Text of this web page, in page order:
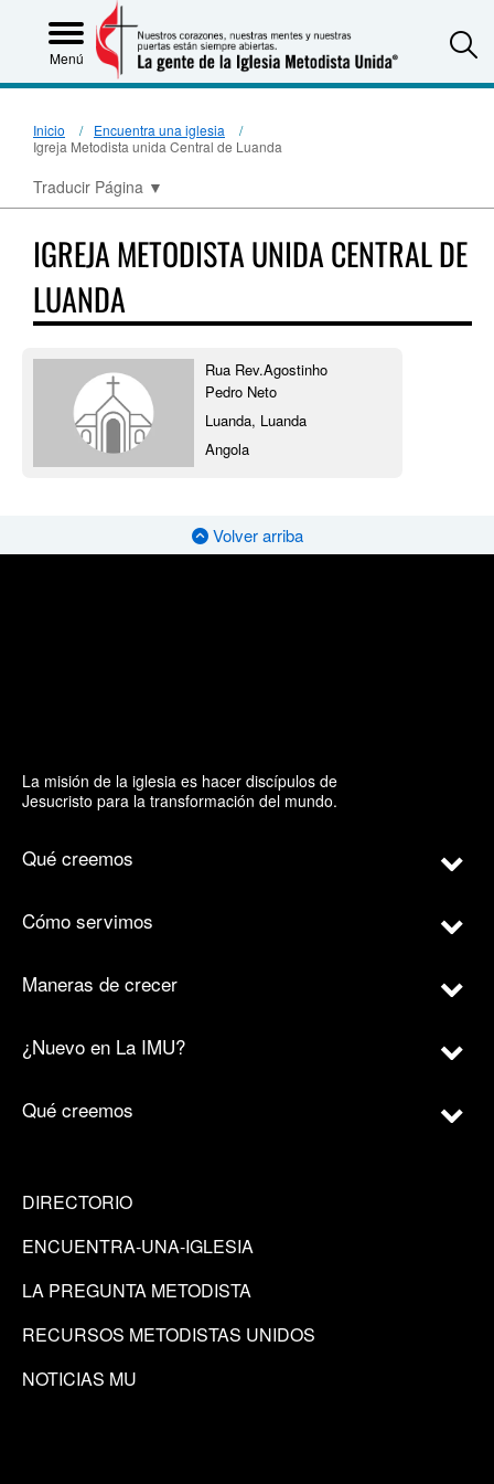
Menú
Inicio
Encuentra una iglesia
Igreja Metodista unida Central de Luanda
Traducir Página ▼
IGREJA METODISTA UNIDA CENTRAL DE
LUANDA
Rua Rev.Agostinho
Pedro Neto
Luanda, Luanda
Angola
Volver arriba
La misión de la iglesia es hacer discípulos de
Jesucristo para la transformación del mundo.
Qué creemos
Cómo servimos
Maneras de crecer
¿Nuevo en La IMU?
Qué creemos
DIRECTORIO
ENCUENTRA-UNA-IGLESIA
LA PREGUNTA METODISTA
RECURSOS METODISTAS UNIDOS
NOTICIAS MU